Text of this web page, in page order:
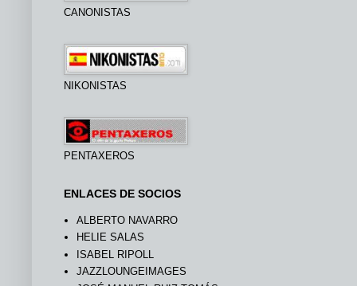
CANONISTAS
NIKONISTAS
PENTAXEROS
ENLACES DE SOCIOS
ALBERTO NAVARRO
HELIE SALAS
ISABEL RIPOLL
JAZZLOUNGEIMAGES